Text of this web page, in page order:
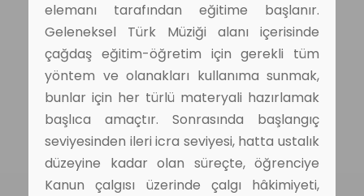
elemanı tarafından eğitime başlanır.
Geleneksel Türk Müziği alanı içerisinde
çağdaş eğitim-öğretim için gerekli tüm
yöntem ve olanakları kullanıma sunmak,
bunlar için her türlü materyali hazırlamak
başlıca amaçtır. Sonrasında başlangıç
seviyesinden ileri icra seviyesi, hatta ustalık
düzeyine kadar olan süreçte, öğrenciye
Kanun çalgısı üzerinde çalgı hâkimiyeti,